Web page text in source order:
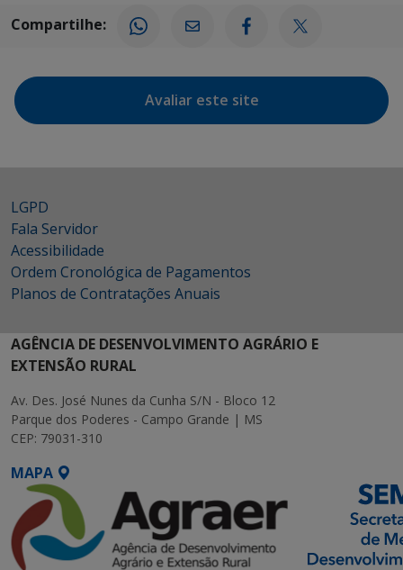
Compartilhe:
Avaliar este site
LGPD
Fala Servidor
Acessibilidade
Ordem Cronológica de Pagamentos
Planos de Contratações Anuais
AGÊNCIA DE DESENVOLVIMENTO AGRÁRIO E
EXTENSÃO RURAL
Av. Des. José Nunes da Cunha S/N - Bloco 12
Parque dos Poderes - Campo Grande | MS
CEP: 79031-310
MAPA